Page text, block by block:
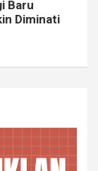
Baru
Diminati